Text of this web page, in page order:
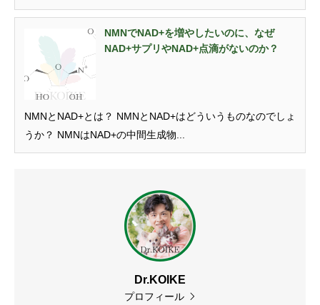
NMNでNAD+を増やしたいのに、なぜ
NAD+サプリやNAD+点滴がないのか？
NMNとNAD+とは？ NMNとNAD+はどういうものなのでしょ
うか？ NMNはNAD+の中間生成物...
Dr.KOIKE
プロフィール